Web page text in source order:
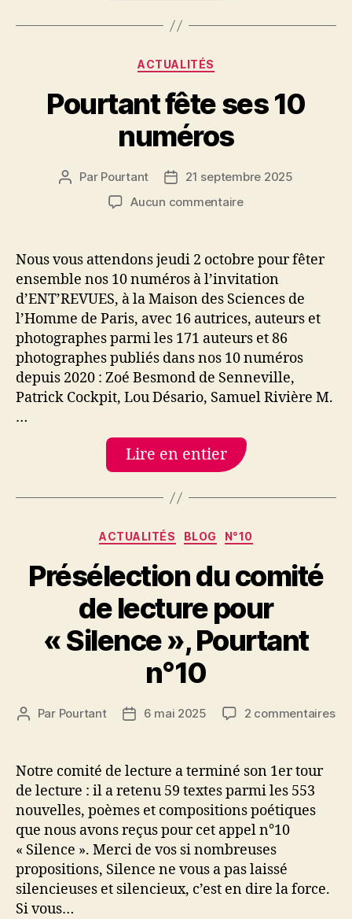
Catégories
ACTUALITÉS
Pourtant fête ses 10
numéros
Auteur
Par Pourtant
Date21 septembre 2025
Aucun commentairesur
numéros
Nous vous attendons jeudi 2 octobre pour fêter
ensemble nos 10 numéros à l’invitation
d’ENT’REVUES, à la Maison des Sciences de
l’Homme de Paris, avec 16 autrices, auteurs et
photographes parmi les 171 auteurs et 86
photographes publiés dans nos 10 numéros
depuis 2020 : Zoé Besmond de Senneville,
Patrick Cockpit, Lou Désario, Samuel Rivière M.
…
Lire en entier
Catégories
ACTUALITÉS BLOG N°10
Présélection du comité
de lecture pour
« Silence », Pourtant
n°10
Auteur
Par Pourtant
Date6 mai 2025 2 commentairessur
Notre comité de lecture a terminé son 1er tour
de lecture : il a retenu 59 textes parmi les 553
nouvelles, poèmes et compositions poétiques
que nous avons reçus pour cet appel n°10
« Silence ». Merci de vos si nombreuses
propositions, Silence ne vous a pas laissé
silencieuses et silencieux, c’est en dire la force.
Si vous…